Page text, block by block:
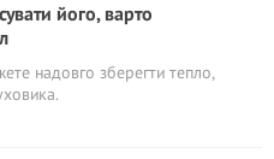
його, варто
надовго зберегти тепло,